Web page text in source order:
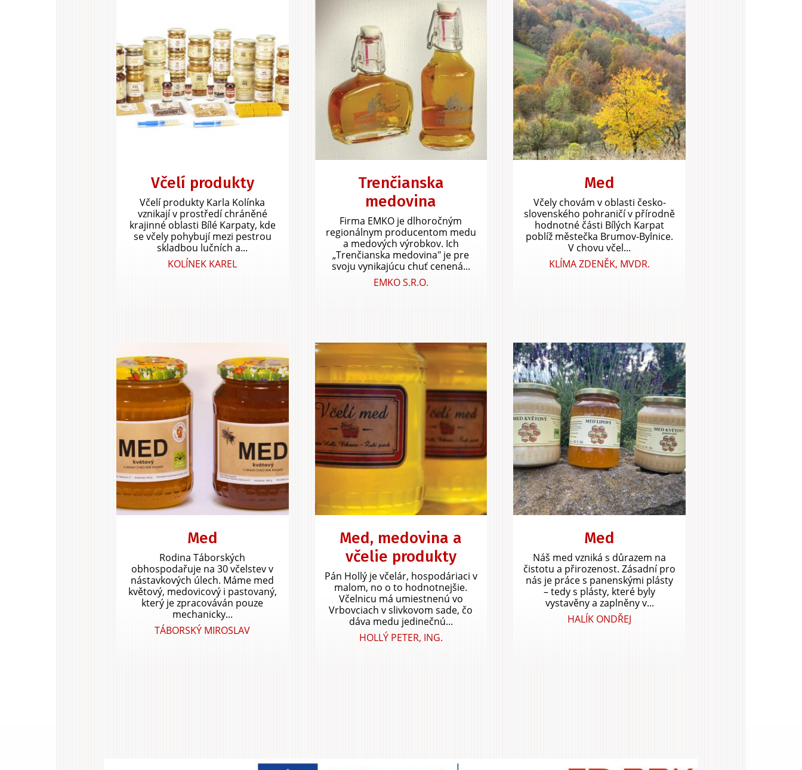
Včelí produkty
Včelí produkty Karla Kolínka
vznikají v prostředí chráněné
krajinné oblasti Bílé Karpaty, kde
se včely pohybují mezi pestrou
skladbou lučních a...
KOLÍNEK KAREL
Trenčianska
medovina
Firma EMKO je dlhoročným
regionálnym producentom medu
a medových výrobkov. Ich
„Trenčianska medovina" je pre
svoju vynikajúcu chuť cenená...
EMKO S.R.O.
Med
Včely chovám v oblasti česko-
slovenského pohraničí v přírodně
hodnotné části Bílých Karpat
poblíž městečka Brumov-Bylnice.
V chovu včel...
KLÍMA ZDENĚK, MVDR.
Med
Rodina Táborských
obhospodařuje na 30 včelstev v
nástavkových úlech. Máme med
květový, medovicový i pastovaný,
který je zpracováván pouze
mechanicky...
TÁBORSKÝ MIROSLAV
Med, medovina a
včelie produkty
Pán Hollý je včelár, hospodáriaci v
malom, no o to hodnotnejšie.
Včelnicu má umiestnenú vo
Vrbovciach v slivkovom sade, čo
dáva medu jedinečnú...
HOLLÝ PETER, ING.
Med
Náš med vzniká s důrazem na
čistotu a přirozenost. Zásadní pro
nás je práce s panenskými plásty
– tedy s plásty, které byly
vystavěny a zaplněny v...
HALÍK ONDŘEJ